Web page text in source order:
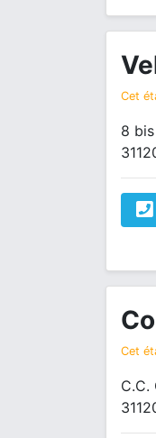
Cet
8
Cet
C.C.